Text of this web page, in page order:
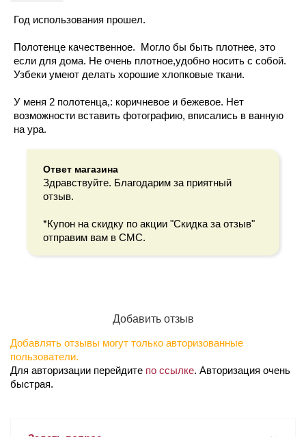
Год использования прошел.
Полотенце качественное. Могло бы быть плотнее, это
если для дома. Не очень плотное,удобно носить с собой.
Узбеки умеют делать хорошие хлопковые ткани.
У меня 2 полотенца,: коричневое и бежевое. Нет
возможности вставить фотографию, вписались в ванную
на ура.
Ответ магазина
Здравствуйте. Благодарим за приятный
отзыв.
*Купон на скидку по акции "Скидка за отзыв"
отправим вам в СМС.
Добавить отзыв
Добавлять отзывы могут только авторизованные
пользователи.
Для авторизации перейдите по ссылке. Авторизация очень
быстрая.